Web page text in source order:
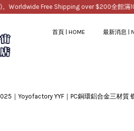
Free Shipping over $200全館滿1000
首頁 | HOME 最新消息 |
｜Yoyofactory YYF｜PC銅環鋁合金三材質